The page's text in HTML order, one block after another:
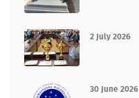
2 July 2026
30 June 2026